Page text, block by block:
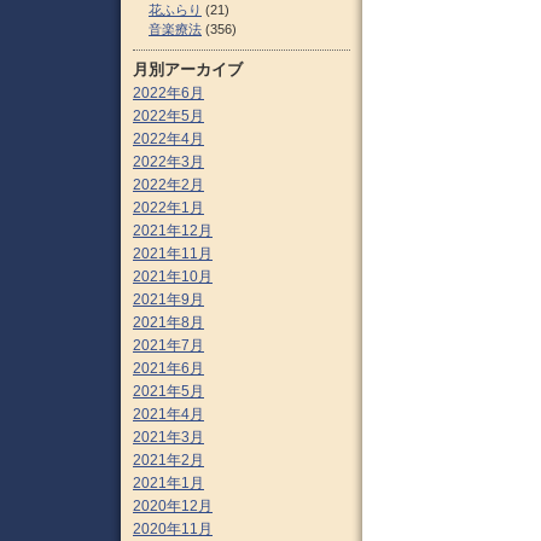
花ふらり (21)
音楽療法 (356)
月別アーカイブ
2022年6月
2022年5月
2022年4月
2022年3月
2022年2月
2022年1月
2021年12月
2021年11月
2021年10月
2021年9月
2021年8月
2021年7月
2021年6月
2021年5月
2021年4月
2021年3月
2021年2月
2021年1月
2020年12月
2020年11月